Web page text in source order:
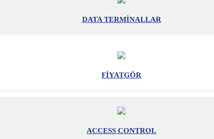
DATA TERMİNALLAR
FİYATGÖR
ACCESS CONTROL